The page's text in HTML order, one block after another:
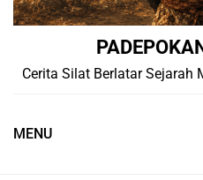
Cerita Silat Berlatar Sejarah
MENU